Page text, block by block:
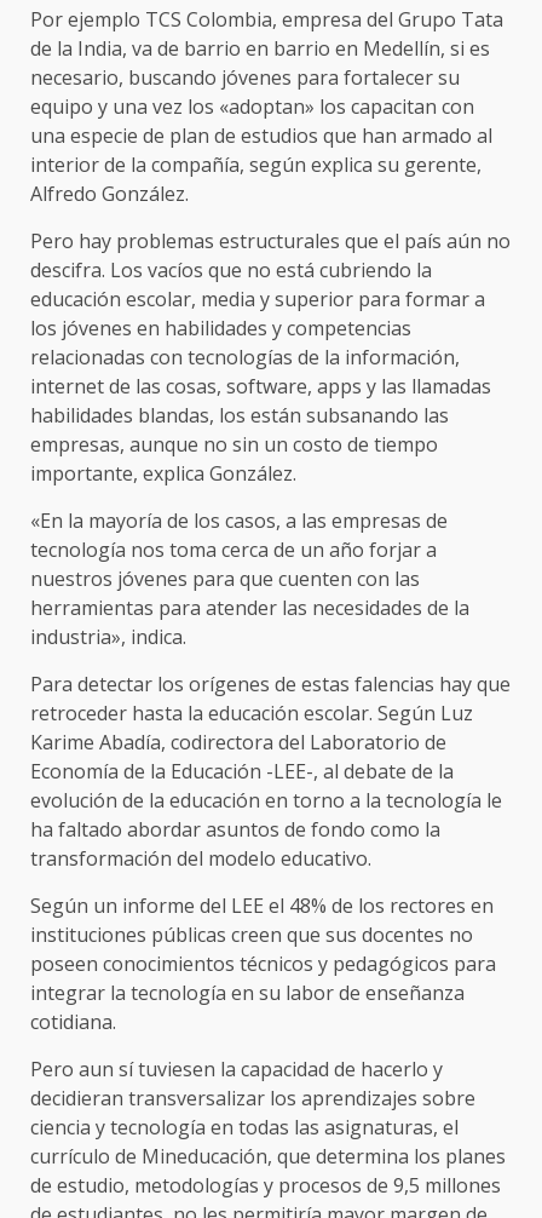
Por ejemplo TCS Colombia, empresa del Grupo Tata
de la India, va de barrio en barrio en Medellín, si es
necesario, buscando jóvenes para fortalecer su
equipo y una vez los «adoptan» los capacitan con
una especie de plan de estudios que han armado al
interior de la compañía, según explica su gerente,
Alfredo González.
Pero hay problemas estructurales que el país aún no
descifra. Los vacíos que no está cubriendo la
educación escolar, media y superior para formar a
los jóvenes en habilidades y competencias
relacionadas con tecnologías de la información,
internet de las cosas, software, apps y las llamadas
habilidades blandas, los están subsanando las
empresas, aunque no sin un costo de tiempo
importante, explica González.
«En la mayoría de los casos, a las empresas de
tecnología nos toma cerca de un año forjar a
nuestros jóvenes para que cuenten con las
herramientas para atender las necesidades de la
industria», indica.
Para detectar los orígenes de estas falencias hay que
retroceder hasta la educación escolar. Según Luz
Karime Abadía, codirectora del Laboratorio de
Economía de la Educación -LEE-, al debate de la
evolución de la educación en torno a la tecnología le
ha faltado abordar asuntos de fondo como la
transformación del modelo educativo.
Según un informe del LEE el 48% de los rectores en
instituciones públicas creen que sus docentes no
poseen conocimientos técnicos y pedagógicos para
integrar la tecnología en su labor de enseñanza
cotidiana.
Pero aun sí tuviesen la capacidad de hacerlo y
decidieran transversalizar los aprendizajes sobre
ciencia y tecnología en todas las asignaturas, el
currículo de Mineducación, que determina los planes
de estudio, metodologías y procesos de 9,5 millones